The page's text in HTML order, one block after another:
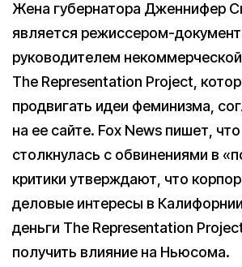
Жена губернатора Дженнифер
является режиссером-
руководителем
The Representation Project,
продвигать идеи феминизма,
на ее сайте. Fox News пишет,
столкнулась с обвинениями в
критики утверждают, что
деловые интересы в
деньги The Representation
получить влияние на Ньюсома.